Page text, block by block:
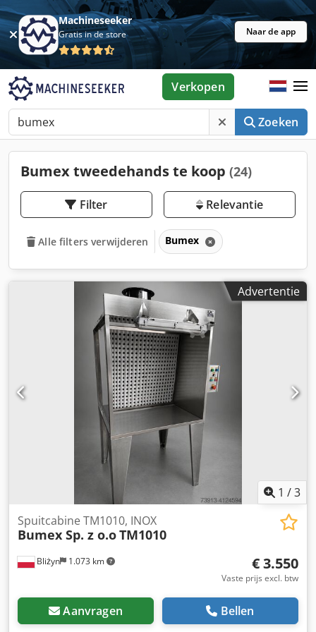
Machineseeker
Gratis in de store Naar de app
Zoeken
Verkopen
Bumex tweedehands te koop (24)
Filter Relevantie
Alle filters verwijderen Bumex
Advertentie
1 /3
Bliżyn 1.073 km
Spuitcabine TM1010, INOX
Bumex Sp. z o.oTM1010
€ 3.550
Vaste prijs excl. btw
Aanvragen Bellen